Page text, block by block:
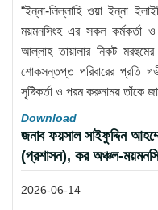
“ইন্না-লিল্লাহি ওয়া ইন্না
ময়মনসিংহ এর সকল কর্মকর্তা
আল্লাহ তায়ালার নিকট মরহুমের
শোকসন্তপ্ত পরিবারের প্রতি
সৃষ্টিকর্তা ও পরম করুনাময়
Download
জনাব ফয়সাল সাইফুদ্দিন
(প্রশাসন), কর অঞ্চল-
2026-06-14